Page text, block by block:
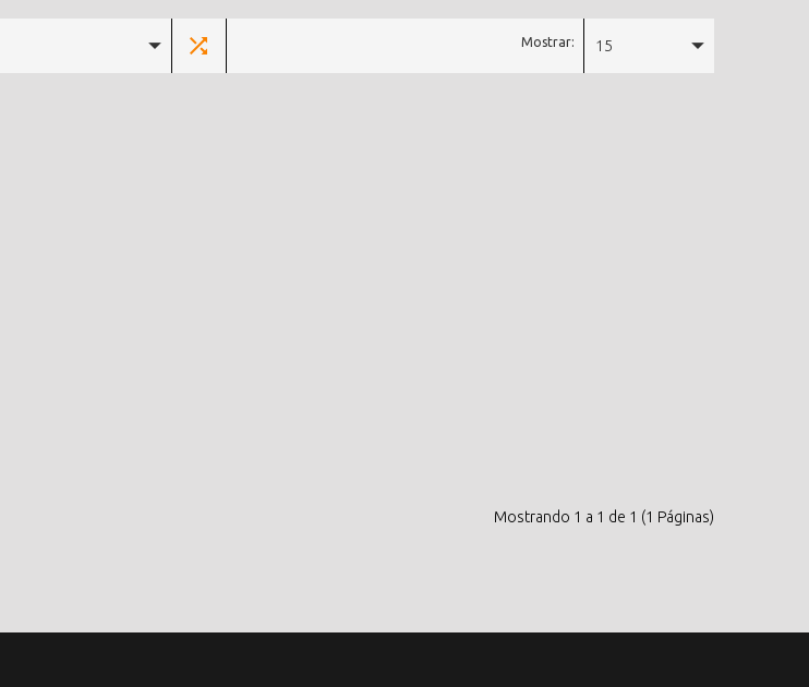
Mostrar: 15
Mostrando 1 a 1 de 1 (1 Páginas)